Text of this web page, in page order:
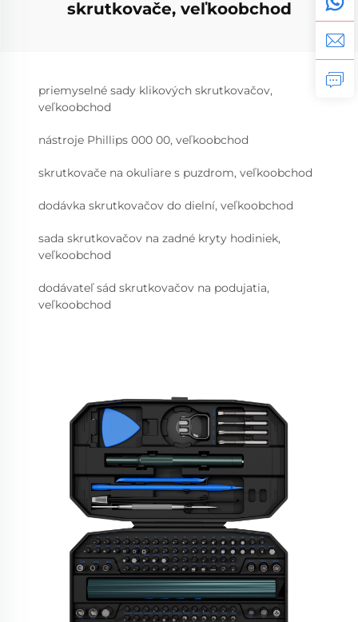
skrutkovače, veľkoobchod
priemyselné sady klikových skrutkovačov,
veľkoobchod
nástroje Phillips 000 00, veľkoobchod
skrutkovače na okuliare s puzdrom, veľkoobchod
dodávka skrutkovačov do dielní, veľkoobchod
sada skrutkovačov na zadné kryty hodiniek,
veľkoobchod
dodávateľ sád skrutkovačov na podujatia,
veľkoobchod